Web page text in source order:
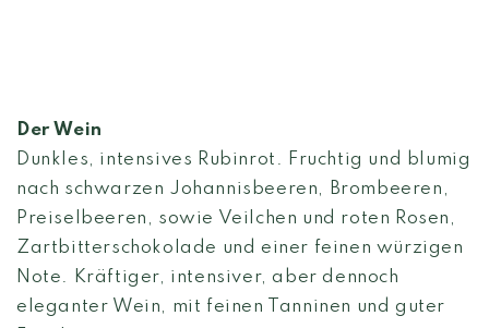
Der Wein
Dunkles, intensives Rubinrot. Fruchtig und blumig
nach schwarzen Johannisbeeren, Brombeeren,
Preiselbeeren, sowie Veilchen und roten Rosen,
Zartbitterschokolade und einer feinen würzigen
Note. Kräftiger, intensiver, aber dennoch
eleganter Wein, mit feinen Tanninen und guter